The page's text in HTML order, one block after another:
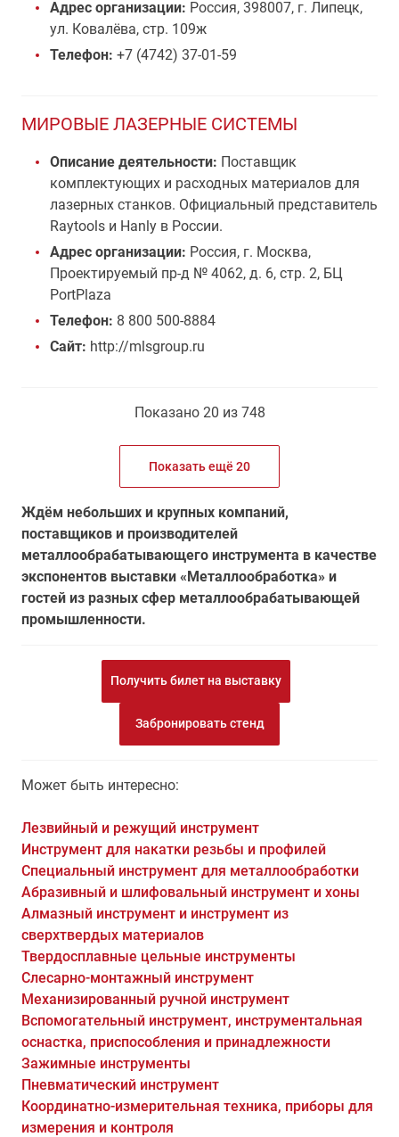
Адрес организации: Россия, 398007, г. Липецк,
ул. Ковалёва, стр. 109ж
Телефон: +7 (4742) 37-01-59
МИРОВЫЕ ЛАЗЕРНЫЕ СИСТЕМЫ
Описание деятельности: Поставщик
комплектующих и расходных материалов для
лазерных станков. Официальный представитель
Raytools и Hanly в России.
Адрес организации: Россия, г. Москва,
Проектируемый пр-д № 4062, д. 6, стр. 2, БЦ
PortPlaza
Телефон: 8 800 500-8884
Сайт: http://mlsgroup.ru
Показано 20 из 748
Показать ещё 20
Ждём небольших и крупных компаний,
поставщиков и производителей
металлообрабатывающего инструмента в качестве
экспонентов выставки «Металлообработка» и
гостей из разных сфер металлообрабатывающей
промышленности.
Получить билет на выставку
Забронировать стенд
Может быть интересно:
Лезвийный и режущий инструмент
Инструмент для накатки резьбы и профилей
Специальный инструмент для металлообработки
Абразивный и шлифовальный инструмент и хоны
Алмазный инструмент и инструмент из
сверхтвердых материалов
Твердосплавные цельные инструменты
Слесарно-монтажный инструмент
Механизированный ручной инструмент
Вспомогательный инструмент, инструментальная
оснастка, приспособления и принадлежности
Зажимные инструменты
Пневматический инструмент
Координатно-измерительная техника, приборы для
измерения и контроля